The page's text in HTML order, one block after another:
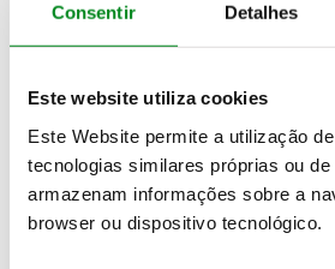
Consentir Detalhes
Este website utiliza cookies
Este Website permite a utilização
tecnologias similares próprias ou
armazenam informações sobre a
browser ou dispositivo tecnológico.